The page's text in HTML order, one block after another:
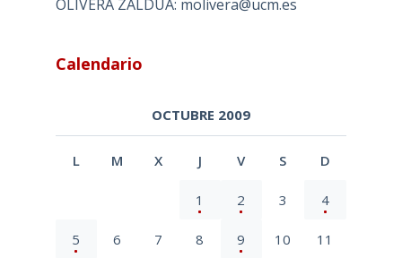
OLIVERA ZALDUA: molivera@ucm.es
Calendario
OCTUBRE 2009
L M X J V S D
1 2 3 4
5 6 7 8 9 10 11